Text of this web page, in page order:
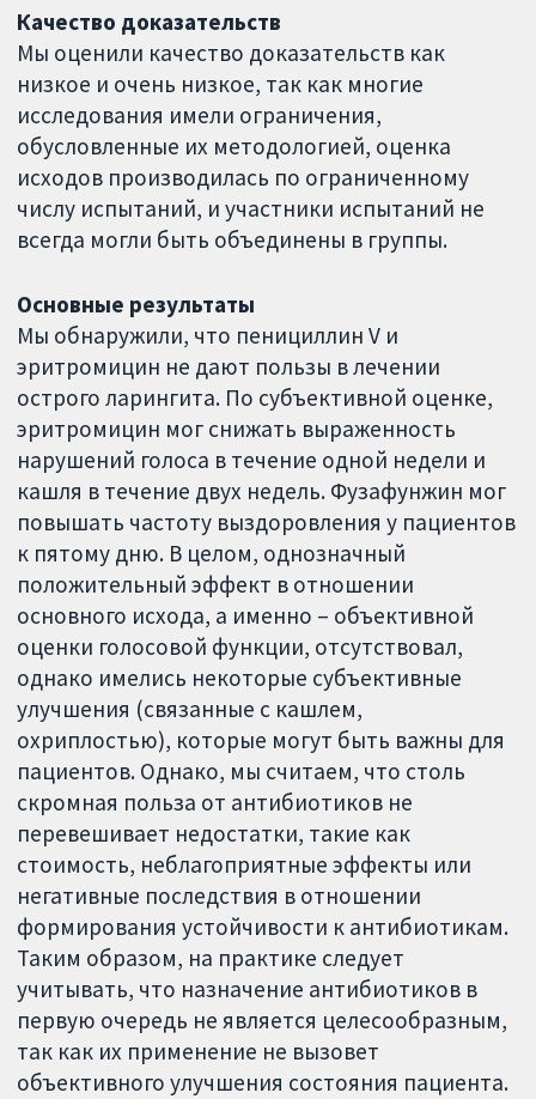
Качество доказательств
Мы оценили качество доказательств как
низкое и очень низкое, так как многие
исследования имели ограничения,
обусловленные их методологией, оценка
исходов производилась по ограниченному
числу испытаний, и участники испытаний не
всегда могли быть объединены в группы.
Основные результаты
Мы обнаружили, что пенициллин V и
эритромицин не дают пользы в лечении
острого ларингита. По субъективной оценке,
эритромицин мог снижать выраженность
нарушений голоса в течение одной недели и
кашля в течение двух недель. Фузафунжин мог
повышать частоту выздоровления у пациентов
к пятому дню. В целом, однозначный
положительный эффект в отношении
основного исхода, а именно – объективной
оценки голосовой функции, отсутствовал,
однако имелись некоторые субъективные
улучшения (связанные с кашлем,
охриплостью), которые могут быть важны для
пациентов. Однако, мы считаем, что столь
скромная польза от антибиотиков не
перевешивает недостатки, такие как
стоимость, неблагоприятные эффекты или
негативные последствия в отношении
формирования устойчивости к антибиотикам.
Таким образом, на практике следует
учитывать, что назначение антибиотиков в
первую очередь не является целесообразным,
так как их применение не вызовет
объективного улучшения состояния пациента.